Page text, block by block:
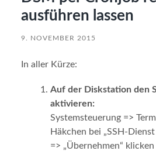
ausführen lassen
9. NOVEMBER 2015
In aller Kürze:
Auf der Diskstation den
aktivieren:
Systemsteuerung =>
Häkchen bei „SSH-
=> „Übernehmen“ klicken